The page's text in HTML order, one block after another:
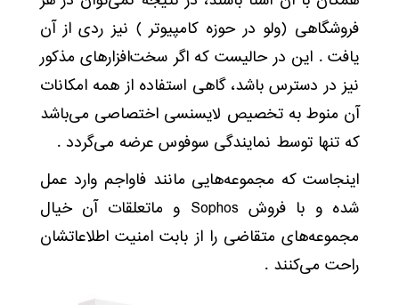
فروشگاهی (ولو در حوزه کامپیوتر ) نیز ردی از آن
یافت . این در حالیست که اگر سخت‌افزارهای مذکور
نیز در دسترس باشد، گاهی استفاده از همه امکانات
آن منوط به تخصیص لایسنسی اختصاصی می‌باشد
که تنها توسط نمایندگی سوفوس عرضه می‌گردد .
اینجاست که مجموعه‌هایی مانند فاواجم وارد عمل
شده و با فروش Sophos و ماتعلقات آن خیال
مجموعه‌های متقاضی را از بابت امنیت اطلاعاتشان
راحت می‌کنند .